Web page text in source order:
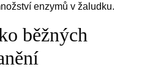
enzymů v žaludku.
běžných